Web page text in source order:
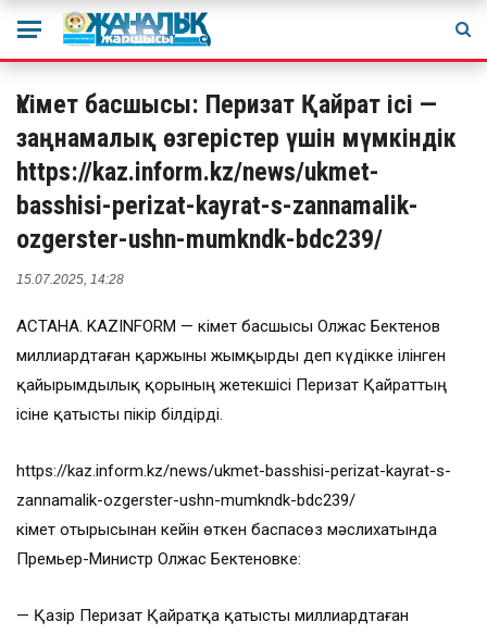
Үкімет басшысы: Перизат Қайрат ісі —
заңнамалық өзгерістер үшін мүмкіндік
https://kaz.inform.kz/news/ukmet-
basshisi-perizat-kayrat-s-zannamalik-
ozgerster-ushn-mumkndk-bdc239/
15.07.2025, 14:28
АСТАНА. KAZINFORM — Үкімет басшысы Олжас Бектенов
миллиардтаған қаржыны жымқырды деп күдікке ілінген
қайырымдылық қорының жетекшісі Перизат Қайраттың
ісіне қатысты пікір білдірді.
https://kaz.inform.kz/news/ukmet-basshisi-perizat-kayrat-s-
zannamalik-ozgerster-ushn-mumkndk-bdc239/
Үкімет отырысынан кейін өткен баспасөз мәслихатында
Премьер-Министр Олжас Бектеновке:
— Қазір Перизат Қайратқа қатысты миллиардтаған